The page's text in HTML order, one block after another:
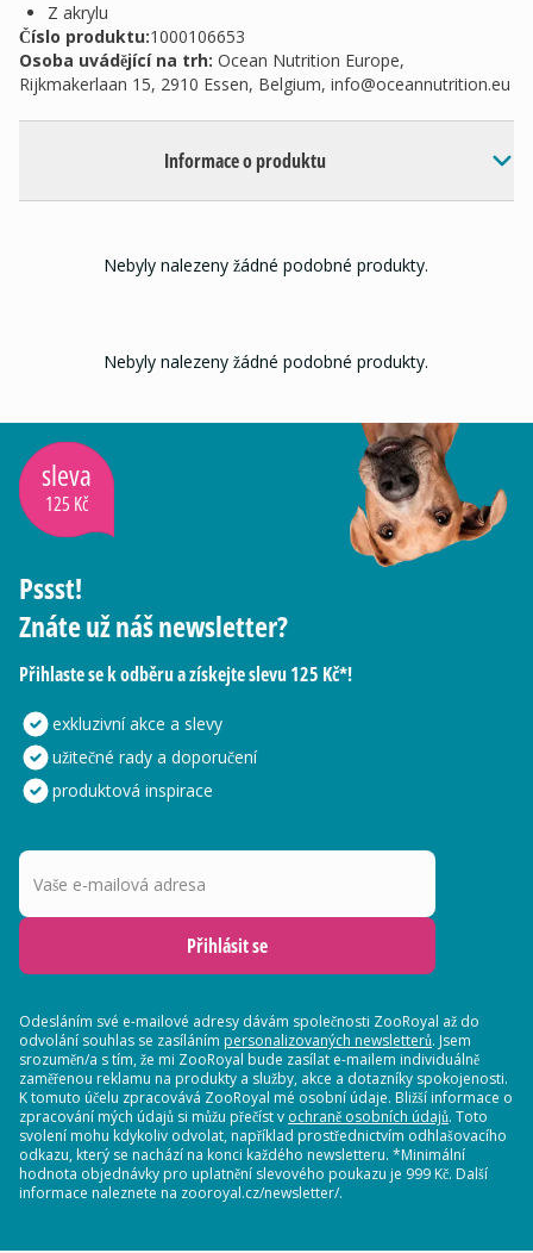
Z akrylu
Číslo produktu:1000106653
Osoba uvádějící na trh: Ocean Nutrition Europe,
Rijkmakerlaan 15, 2910 Essen, Belgium, info@oceannutrition.eu
Informace o produktu
Nebyly nalezeny žádné podobné produkty.
Nebyly nalezeny žádné podobné produkty.
sleva
125 Kč
Pssst!
Znáte už náš newsletter?
Přihlaste se k odběru a získejte slevu 125 Kč*!
exkluzivní akce a slevy
užitečné rady a doporučení
produktová inspirace
Vaše e-mailová adresa
Přihlásit se
Odesláním své e-mailové adresy dávám společnosti ZooRoyal až do
odvolání souhlas se zasíláním personalizovaných newsletterů. Jsem
srozuměn/a s tím, že mi ZooRoyal bude zasílat e-mailem individuálně
zaměřenou reklamu na produkty a služby, akce a dotazníky spokojenosti.
K tomuto účelu zpracovává ZooRoyal mé osobní údaje. Bližší informace o
zpracování mých údajů si můžu přečíst v ochraně osobních údajů. Toto
svolení mohu kdykoliv odvolat, například prostřednictvím odhlašovacího
odkazu, který se nachází na konci každého newsletteru. *Minimální
hodnota objednávky pro uplatnění slevového poukazu je 999 Kč. Další
informace naleznete na zooroyal.cz/newsletter/.